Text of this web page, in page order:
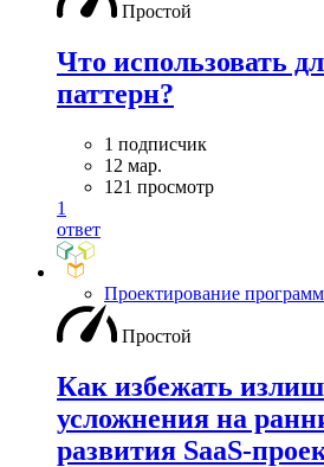
Простой
Что использовать
паттерн?
1 подписчик
12 мар.
121 просмотр
1
ответ
Проектирование
Простой
Как избежать
усложнения на
развития SaaS-